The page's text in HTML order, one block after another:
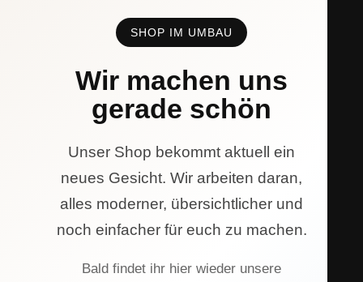
SHOP IM UMBAU
Wir machen uns
gerade schön
Unser Shop bekommt aktuell ein
neues Gesicht. Wir arbeiten daran,
alles moderner, übersichtlicher und
noch einfacher für euch zu machen.
Bald findet ihr hier wieder unsere